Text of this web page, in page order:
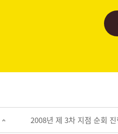
2008년 제 3차 지점 순회 진